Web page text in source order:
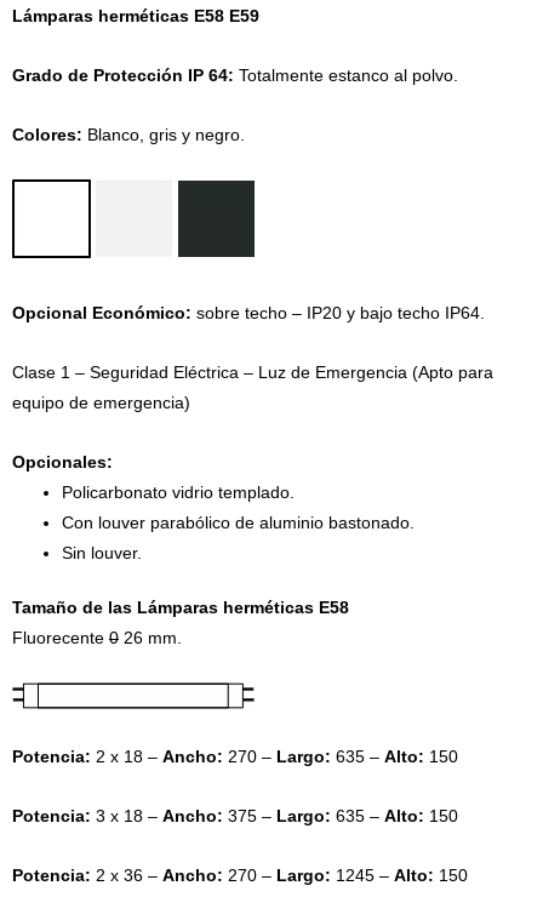
Lámparas herméticas E58 E59
Grado de Protección IP 64: Totalmente estanco al polvo.
Colores: Blanco, gris y negro.
Opcional Económico: sobre techo – IP20 y bajo techo IP64.
Clase 1 – Seguridad Eléctrica – Luz de Emergencia (Apto para
equipo de emergencia)
Opcionales:
Policarbonato vidrio templado.
Con louver parabólico de aluminio bastonado.
Sin louver.
Tamaño de las Lámparas herméticas E58
Fluorecente 0 26 mm.
Potencia: 2 x 18 – Ancho: 270 – Largo: 635 – Alto: 150
Potencia: 3 x 18 – Ancho: 375 – Largo: 635 – Alto: 150
Potencia: 2 x 36 – Ancho: 270 – Largo: 1245 – Alto: 150